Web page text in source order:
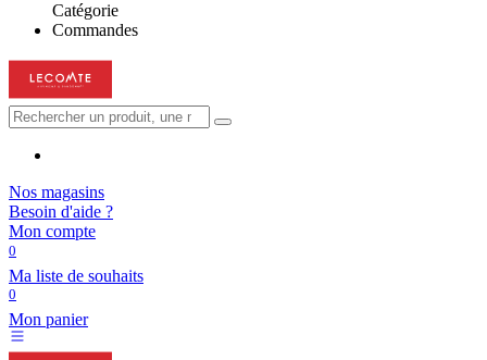
Catégorie
Commandes
Nos magasins
Besoin d'aide ?
Mon compte
0
Ma liste de souhaits
0
Mon panier